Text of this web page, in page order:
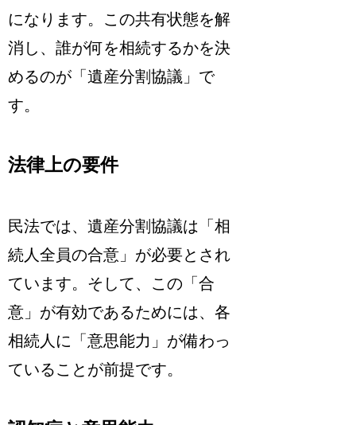
になります。この共有状態を解
消し、誰が何を相続するかを決
めるのが「遺産分割協議」で
す。
法律上の要件
民法では、遺産分割協議は「相
続人全員の合意」が必要とされ
ています。そして、この「合
意」が有効であるためには、各
相続人に「意思能力」が備わっ
ていることが前提です。